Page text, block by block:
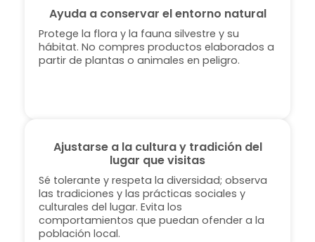
Ayuda a conservar el entorno natural
Protege la flora y la fauna silvestre y su
hábitat. No compres productos elaborados a
partir de plantas o animales en peligro.
Ajustarse a la cultura y tradición del
lugar que visitas
Sé tolerante y respeta la diversidad; observa
las tradiciones y las prácticas sociales y
culturales del lugar. Evita los
comportamientos que puedan ofender a la
población local.